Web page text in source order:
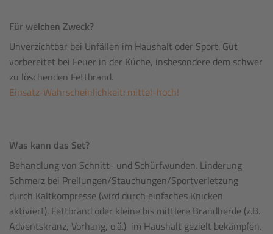
Für welchen Zweck?
Unverzichtbar bei Unfällen im Haushalt oder Sport. Gut
vorbereitet bei Feuer in der Küche, insbesondere dem schwer
zu löschenden Fettbrand.
Einsatz-Wahrscheinlichkeit: mittel-hoch!
Was kann das Set?
Behandlung von Schnitt- und Schürfwunden. Linderung
Schmerz bei Prellungen/Stauchungen/Sportverletzung
durch Kaltkompresse (wird durch einfaches Knicken
aktiviert). Fettbrand oder kleine bis mittlere Brandherde (z.B.
Adventskranz, Vorhang, o.ä.) im Haushalt gezielt bekämpfen.